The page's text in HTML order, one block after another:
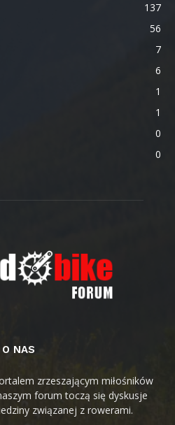
137
56
7
6
1
1
0
0
O NAS
zrzeszającym miłośników
forum toczą się dyskusje
związanej z rowerami.